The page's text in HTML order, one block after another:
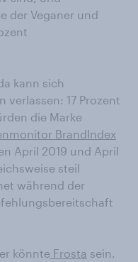
der Veganer und
kann sich
verlassen: 17 Prozent
die Marke
BrandIndex
April 2019 und April
steil
während der
könnte Frosta sein.